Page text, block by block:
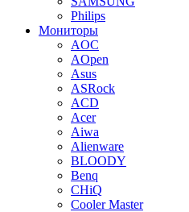
Philips
Мониторы
AOC
AOpen
Asus
ASRock
ACD
Acer
Aiwa
Alienware
BLOODY
Benq
CHiQ
Cooler Master